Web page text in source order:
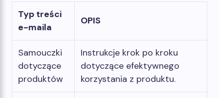
Typ treści
e-maila
OPIS
Samouczki
dotyczące
produktów
Instrukcje krok po kroku
dotyczące efektywnego
korzystania z produktu.